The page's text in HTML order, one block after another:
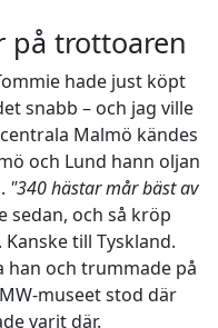
på trottoaren
hade just köpt
snabb – och jag ville
Malmö kändes
och Lund hann oljan
"340 hästar mår bäst av
sedan, och så kröp
till Tyskland.
han och trummade på
museet stod där
varit där.